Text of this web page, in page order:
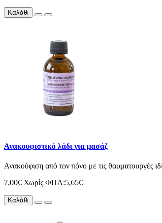
Καλάθι
Ανακουφιστικό λάδι για μασάζ
Ανακoύφιση από τον πόνο με τις θαυματουργές
7,00€ Χωρίς ΦΠΑ:5,65€
Καλάθι